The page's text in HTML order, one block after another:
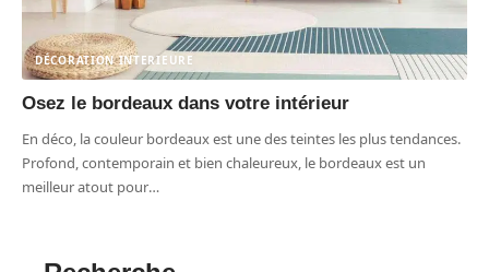
DÉCORATION INTERIEURE
Osez le bordeaux dans votre intérieur
En déco, la couleur bordeaux est une des teintes les plus tendances.
Profond, contemporain et bien chaleureux, le bordeaux est un
meilleur atout pour…